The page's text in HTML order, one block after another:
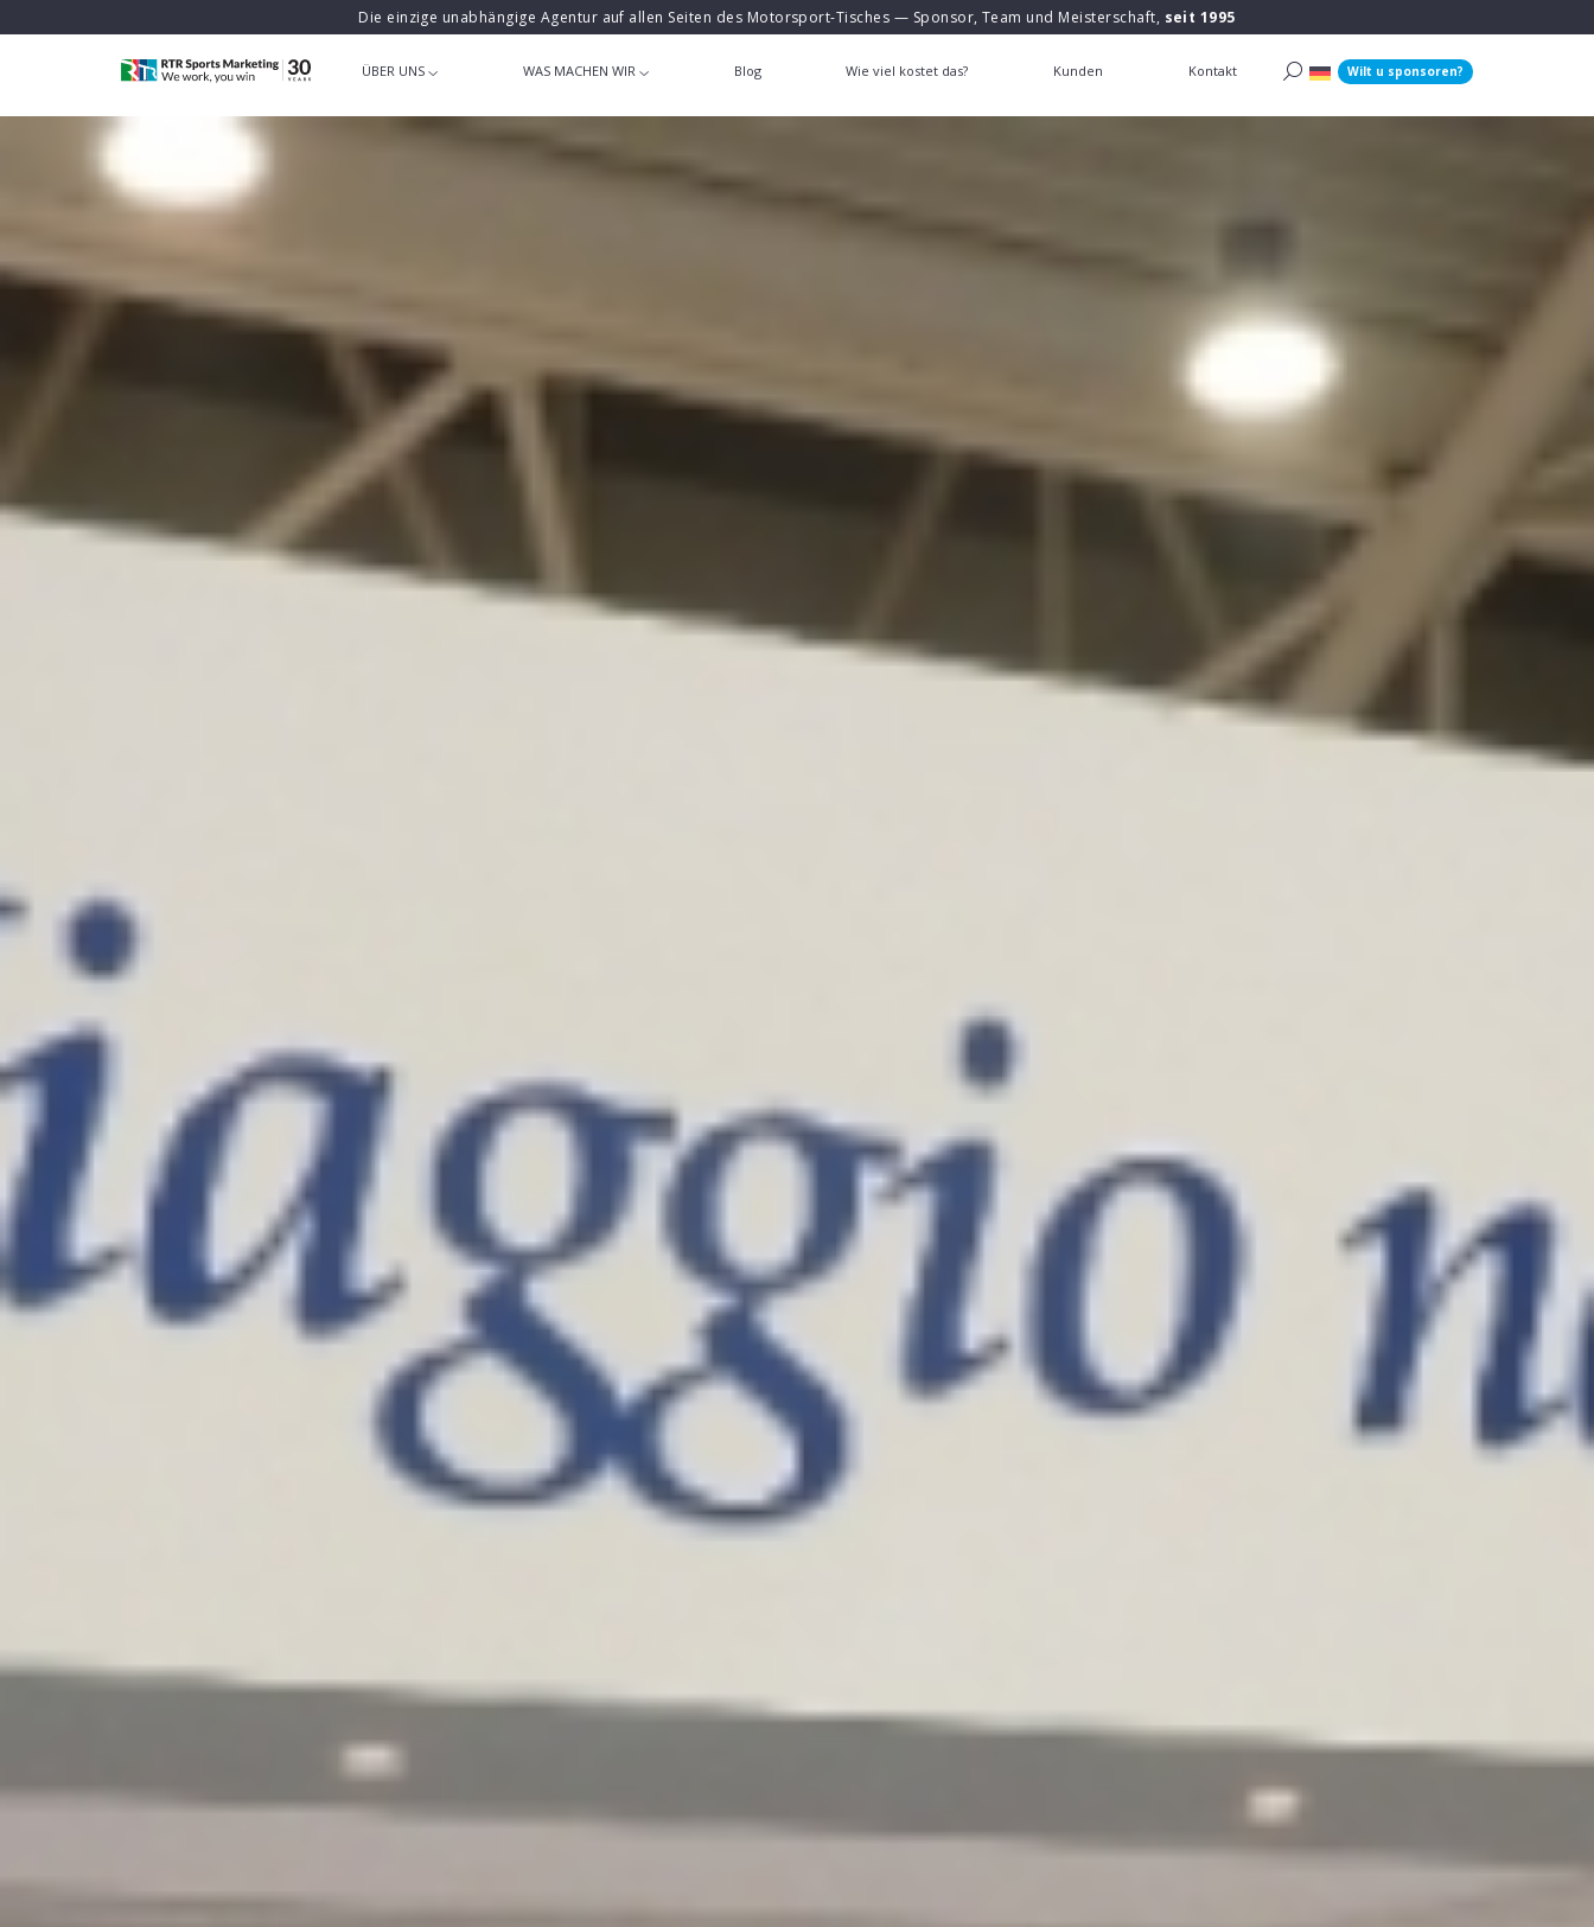
Die einzige unabhängige Agentur auf allen Seiten des Motorsport-Tisches — Sponsor, Team und Meisterschaft, seit 1995
ÜBER UNS WAS MACHEN WIR Blog Wie viel kostet das? Kunden Kontakt Wilt u sponsoren?